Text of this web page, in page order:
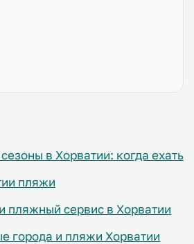
в Хорватии: когда ехать
пляжи
пляжный сервис в Хорватии
города и пляжи Хорватии